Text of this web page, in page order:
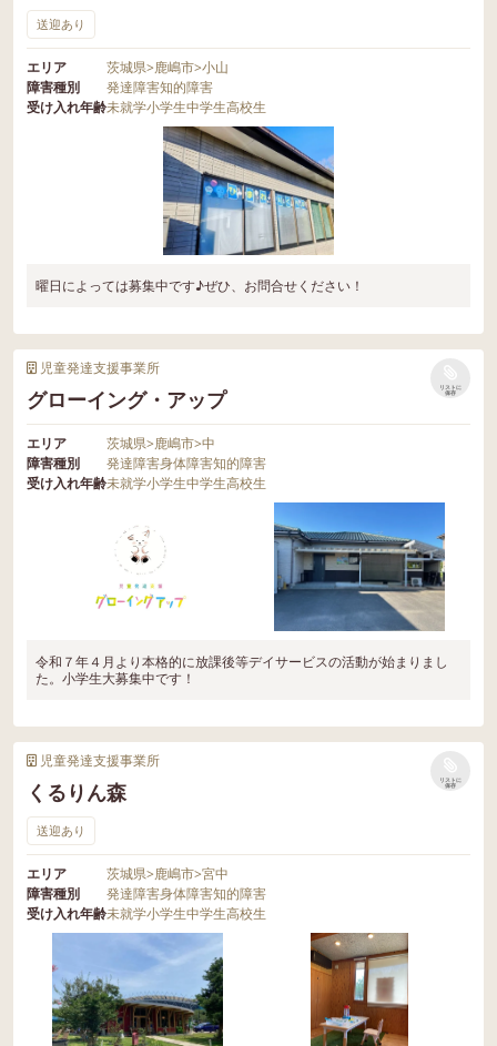
送迎あり
エリア 茨城県>鹿嶋市>小山
障害種別
発達障害知的障害
受け入れ年齢未就学小学生中学生高校生
曜日によっては募集中です♪ぜひ、お問合せください！
児童発達支援事業所
グローイング・アップ
リストに
保存
エリア 茨城県>鹿嶋市>中
障害種別
発達障害身体障害知的障害
受け入れ年齢未就学小学生中学生高校生
令和７年４月より本格的に放課後等デイサービスの活動が始まりまし
た。小学生大募集中です！
児童発達支援事業所
くるりん森
リストに
保存
送迎あり
エリア 茨城県>鹿嶋市>宮中
障害種別
発達障害身体障害知的障害
受け入れ年齢未就学小学生中学生高校生